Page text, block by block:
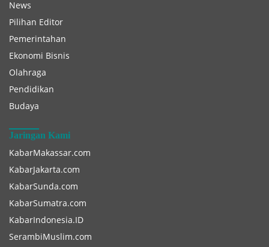
News
Pilihan Editor
Pemerintahan
Ekonomi Bisnis
Olahraga
Pendidikan
Budaya
Jaringan Kami
KabarMakassar.com
KabarJakarta.com
KabarSunda.com
KabarSumatra.com
KabarIndonesia.ID
SerambiMuslim.com